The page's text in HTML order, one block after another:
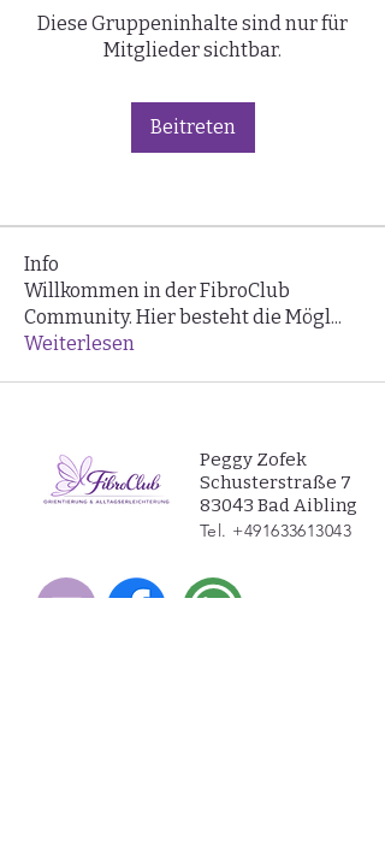
Diese Gruppeninhalte sind nur für
Mitglieder sichtbar.
Beitreten
Info
Willkommen in der FibroClub
Community. Hier besteht die Mögl...
Weiterlesen
Peggy Zofek
Schusterstraße 7
83043 Bad Aibling
Tel. +491633613043